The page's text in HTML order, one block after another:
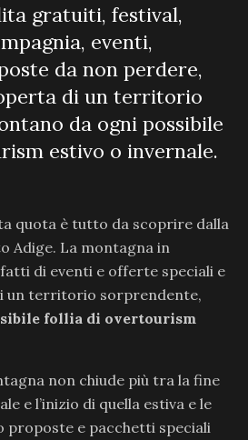
gratuiti, festival,
eventi,
da non perdere,
di un territorio
da ogni possibile
estivo o invernale.
quota è tutto da scoprire dalla
Adige. La montagna in
di eventi e offerte speciali e
un territorio sorprendente,
follia di overtourism
non chiude più tra la fine
e l’inizio di quella estiva e le
proposte e pacchetti speciali